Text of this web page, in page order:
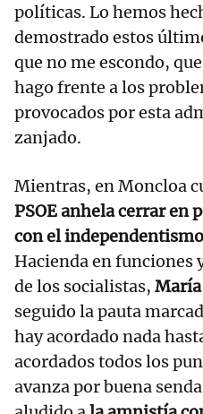
políticas. Lo hemos
demostrado estos
que no me escondo,
hago frente a los
provocados por esta
zanjado.
Mientras, en Moncloa
PSOE anhela cerrar en
con el
Hacienda en funciones
de los socialistas, María
seguido la pauta
hay acordado nada
acordados todos los
avanza por buena